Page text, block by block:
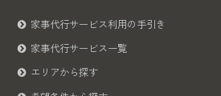
家事代行サービス利用の手引き
家事代行サービス一覧
エリアから探す